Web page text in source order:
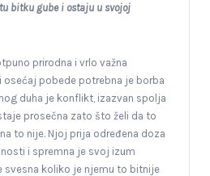
bitku gube i ostaju u svojoj
prirodna i vrlo važna
osećaj pobede potrebna je borba
duha je konflikt, izazvan spolja
prosečna zato što želi da to
to nije. Njoj prija određena doza
i spremna je svoj izum
svesna koliko je njemu to bitnije